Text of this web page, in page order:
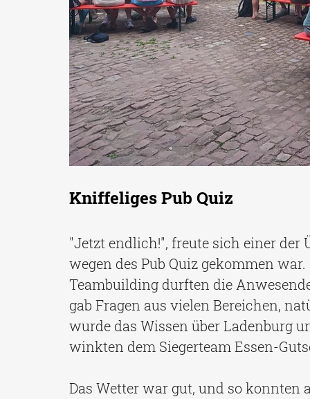
Kniffeliges Pub Quiz
"Jetzt endlich!", freute sich einer
wegen des Pub Quiz gekommen
Teambuilding durften die
gab Fragen aus vielen Bereichen,
wurde das Wissen über Ladenburg
winkten dem Siegerteam Essen-
Das Wetter war gut, und so